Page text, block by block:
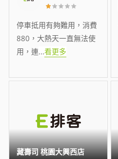
停車抵用有夠難用，消費
880，大熱天一直無法使
用，連...看更多
藏壽司 桃園大興西店